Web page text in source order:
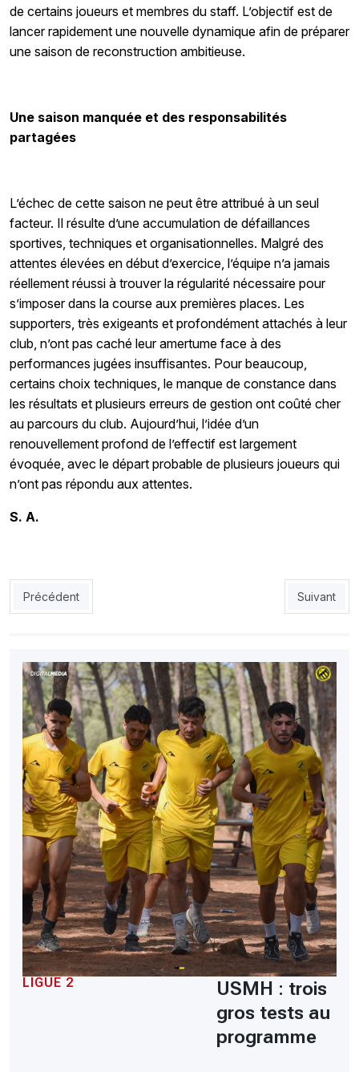
de certains joueurs et membres du staff. L’objectif est de
lancer rapidement une nouvelle dynamique afin de préparer
une saison de reconstruction ambitieuse.
Une saison manquée et des responsabilités
partagées
L’échec de cette saison ne peut être attribué à un seul
facteur. Il résulte d’une accumulation de défaillances
sportives, techniques et organisationnelles. Malgré des
attentes élevées en début d’exercice, l’équipe n’a jamais
réellement réussi à trouver la régularité nécessaire pour
s’imposer dans la course aux premières places. Les
supporters, très exigeants et profondément attachés à leur
club, n’ont pas caché leur amertume face à des
performances jugées insuffisantes. Pour beaucoup,
certains choix techniques, le manque de constance dans
les résultats et plusieurs erreurs de gestion ont coûté cher
au parcours du club. Aujourd’hui, l’idée d’un
renouvellement profond de l’effectif est largement
évoquée, avec le départ probable de plusieurs joueurs qui
n’ont pas répondu aux attentes.
S. A.
Article précédent : USMH : derniers réglages avant les play-offs
Précédent Article
Suivant
LIGUE 2
USMH : trois
gros tests au
programme